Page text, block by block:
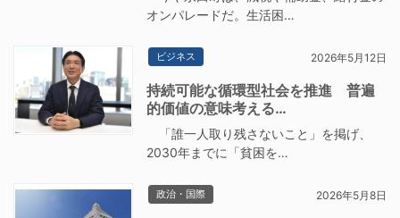
オンパレードだ。生活困…
ビジネス 2026年5月12日
持続可能な循環型社会を推進 普遍
的価値の意味考える…
「誰一人取り残さないこと」を掲げ、
2030年までに「貧困を…
政治・国際 2026年5月8日